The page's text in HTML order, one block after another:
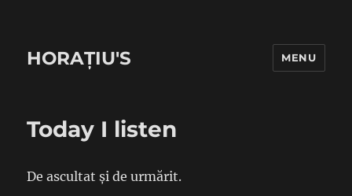
HORAȚIU'S MENU
Today I listen
De ascultat și de urmărit.